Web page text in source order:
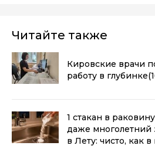
Читайте также
Кировские врачи
работу в глубинке
1 стакан в
даже многолетний
в Лету: чисто, как